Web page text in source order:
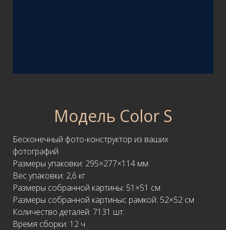
Модель Color S
Бесконечный фото-конструктор из ваших
фотографий
Размеры упаковки: 295×277×114 мм
Вес упаковки: 2,6 кг
Размеры собранной картины: 51×51 см
Размеры собранной картиныс рамкой: 52×52 см
Количество деталей: 7131 шт.
Время сборки: 12 ч